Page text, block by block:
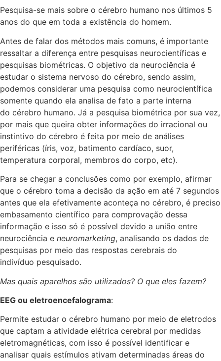
Pesquisa-se mais sobre o cérebro humano nos últimos 5
anos do que em toda a existência do homem.
Antes de falar dos métodos mais comuns, é importante
ressaltar a diferença entre pesquisas neurocientíficas e
pesquisas biométricas. O objetivo da neurociência é
estudar o sistema nervoso do cérebro, sendo assim,
podemos considerar uma pesquisa como neurocientífica
somente quando ela analisa de fato a parte interna
do cérebro humano. Já a pesquisa biométrica por sua vez,
por mais que queira obter informações do irracional ou
instintivo do cérebro é feita por meio de análises
periféricas (íris, voz, batimento cardíaco, suor,
temperatura corporal, membros do corpo, etc).
Para se chegar a conclusões como por exemplo, afirmar
que o cérebro toma a decisão da ação em até 7 segundos
antes que ela efetivamente aconteça no cérebro, é preciso
embasamento científico para comprovação dessa
informação e isso só é possível devido a união entre
neurociência e neuromarketing, analisando os dados de
pesquisas por meio das respostas cerebrais do
indivíduo pesquisado.
Mas quais aparelhos são utilizados? O que eles fazem?
EEG ou eletroencefalograma:
Permite estudar o cérebro humano por meio de eletrodos
que captam a atividade elétrica cerebral por medidas
eletromagnéticas, com isso é possível identificar e
analisar quais estímulos ativam determinadas áreas do